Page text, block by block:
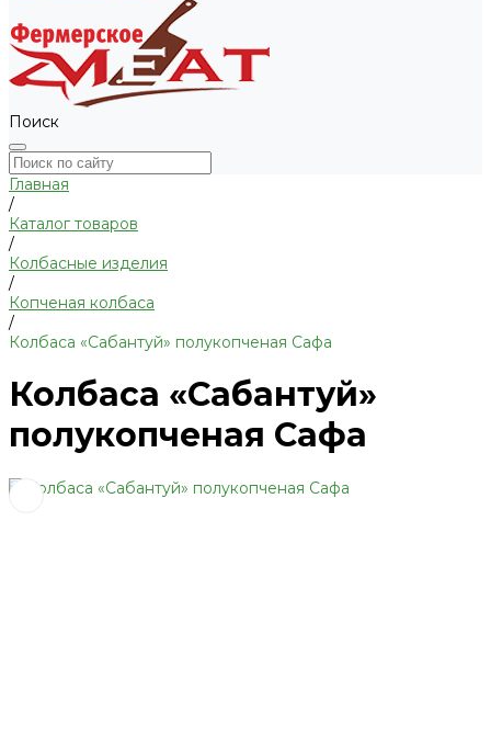
Поиск
Главная
/
Каталог товаров
/
Колбасные изделия
/
Копченая колбаса
/
Колбаса «Сабантуй» полукопченая Сафа
Колбаса «Сабантуй»
полукопченая Сафа